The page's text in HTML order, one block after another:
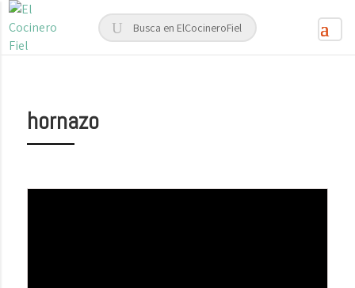
hornazo